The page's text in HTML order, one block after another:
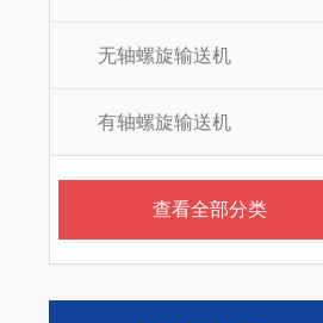
无轴螺旋输送机
有轴螺旋输送机
查看全部分类